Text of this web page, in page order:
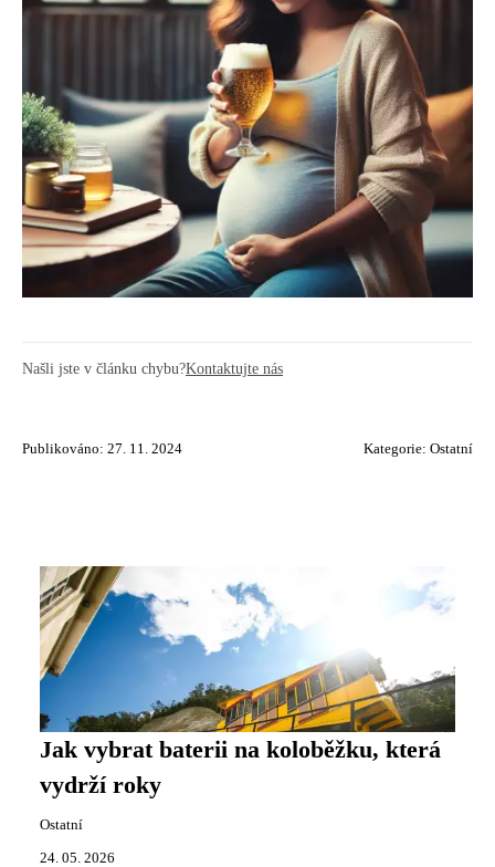
Našli jste v článku chybu?Kontaktujte nás
Publikováno: 27. 11. 2024 Kategorie: Ostatní
Jak vybrat baterii na koloběžku, která
vydrží roky
Ostatní
24. 05. 2026